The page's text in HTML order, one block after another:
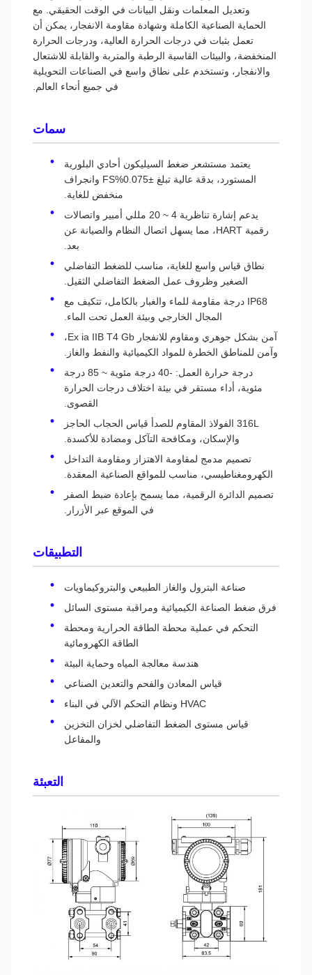
وتعديل المعلمات ونقل البيانات في الوقت الحقيقي. مع
الحماية الصناعية الكاملة وشهادة مقاومة الانفجار، يمكن أن
تعمل بثبات في درجات الحرارة العالية، ودرجات الحرارة
المنخفضة، والبيئات القاسية الرطبة والمتربة والقابلة للاشتعال
والانفجار، وتستخدم على نطاق واسع في الصناعات التحويلية
في جميع أنحاء العالم.
سمات
يعتمد مستشعر ضغط السيليكون أحادي البلورية
المستورد، بدقة عالية تبلغ ±0.075%FS وانجراف
منخفض للغاية.
يدعم إشارة تناظرية 4 ~ 20 مللي أمبير واتصالات
رقمية HART، مما يسهل اتصال النظام والصيانة عن
نطاق قياس واسع للغاية، مناسب للضغط التفاضلي
الصغير وظروف عمل الضغط التفاضلي الثقيل.
IP68 درجة مقاومة للماء والغبار بالكامل، تتكيف مع
المجال الخارجي وبيئة العمل تحت الماء.
آمن بشكل جوهري ومقاوم للانفجار Ex ia IIB T4 Gb،
وآمن للمناطق الخطرة للمواد الكيميائية والنفط والغاز.
درجة حرارة العمل: -40 درجة مئوية ~ 85 درجة
مئوية، أداء مستقر في بيئة اختلاف درجات الحرارة
القصوى.
316L الفولاذ المقاوم للصدأ قياس الحجاب الحاجز
والإسكان، ومكافحة التآكل ومضادة للأكسدة.
تصميم مدمج لمقاومة الاهتزاز ومقاومة التداخل
الكهرومغناطيسي، مناسب للمواقع الصناعية المعقدة.
تصميم الدائرة الرقمية، مما يسمح بإعادة ضبط الصفر
في الموقع عبر الأزرار.
التطبيقات
صناعة البترول والغاز الطبيعي والبتروكيماويات
فرق ضغط الصناعة الكيميائية ومراقبة مستوى السائل
التحكم في عملية محطة الطاقة الحرارية ومحطة
الطاقة الكهرومائية
هندسة معالجة المياه وحماية البيئة
قياس المعادن والفحم والتعدين الصناعي
HVAC ونظام التحكم الآلي في البناء
قياس مستوى الضغط التفاضلي لخزان التخزين
والمفاعل
التعبئة